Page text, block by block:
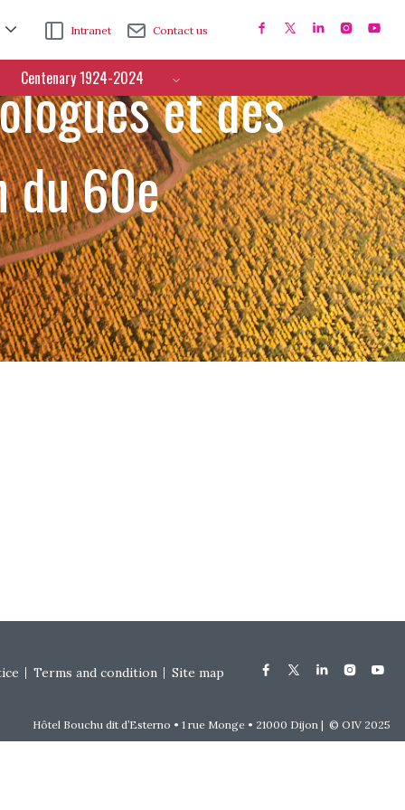
Intranet Contact us
Centenary 1924-2024
et des
du 60e
Terms and condition Site map
Hôtel Bouchu dit d’Esterno • 1 rue Monge • 21000 Dijon | © OIV 2025